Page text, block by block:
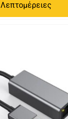
Λεπτομέρειες